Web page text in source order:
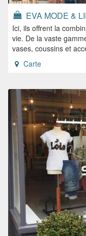
EVA MODE &
Ici, ils offrent la
vie. De la vaste
vases, coussins et
Carte